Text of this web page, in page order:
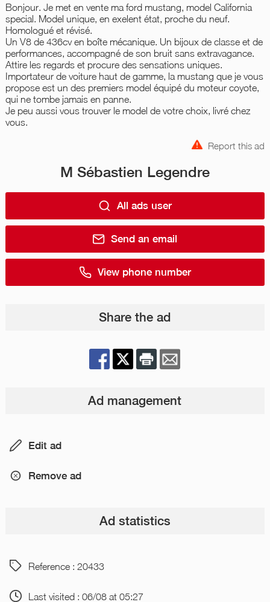
Bonjour. Je met en vente ma ford mustang, model California
special. Model unique, en exelent état, proche du neuf.
Homologué et révisé.
Un V8 de 436cv en boîte mécanique. Un bijoux de classe et de
performances, accompagné de son bruit sans extravagance.
Attire les regards et procure des sensations uniques.
Importateur de voiture haut de gamme, la mustang que je vous
propose est un des premiers model équipé du moteur coyote,
qui ne tombe jamais en panne.
Je peu aussi vous trouver le model de votre choix, livré chez
vous.
Report this ad
M Sébastien Legendre
All ads user
Send an email
View phone number
Share the ad
Ad management
Edit ad
Remove ad
Ad statistics
Reference : 20433
Last visited : 06/08 at 05:27